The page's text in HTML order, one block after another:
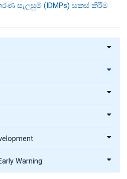
සැලසුම් (IDMPs) සකස් කිරීම
Warning